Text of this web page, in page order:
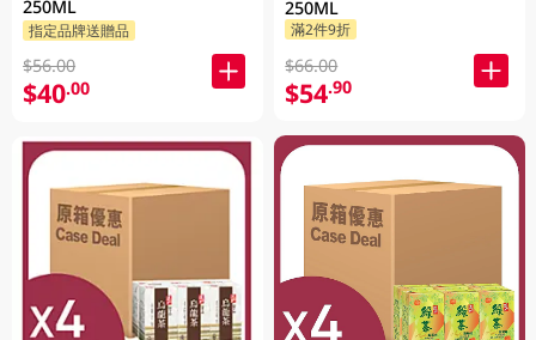
250ML
指定品牌送贈品
$56.00
$40.00
250ML
滿2件9折
$66.00
$54.90